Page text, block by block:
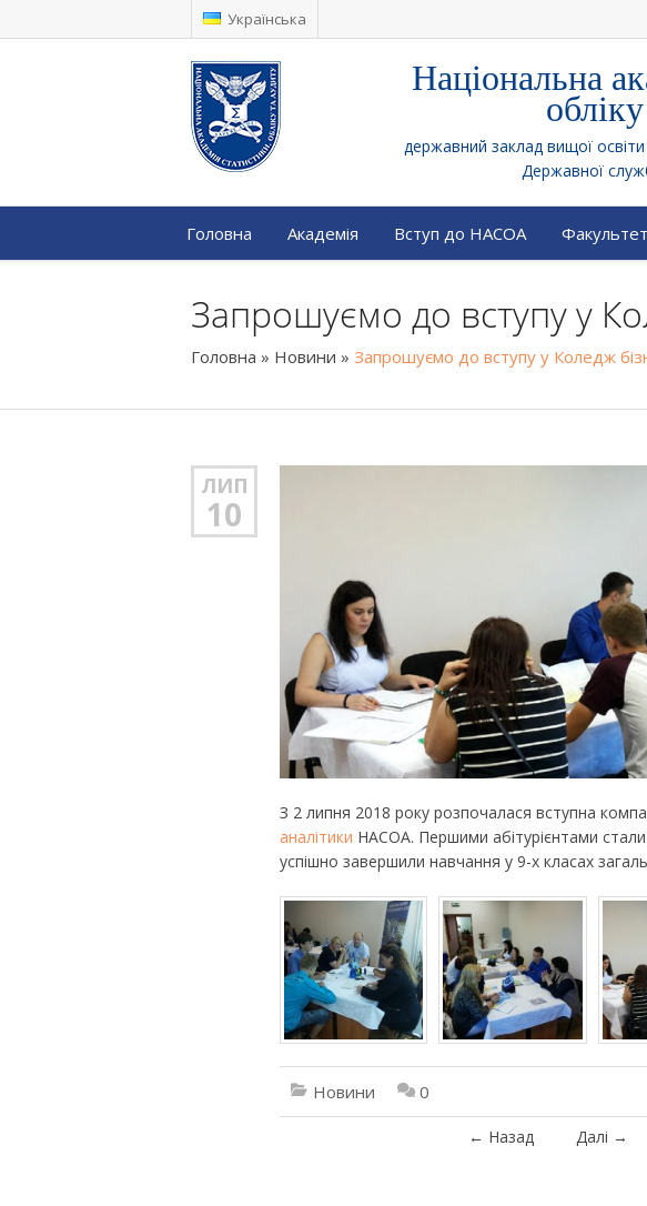
Українська
Національна
державний заклад вищої освіти
Державної
Головна Академія Вступ до НАСОА
Запрошуємо до вступу у
Головна » Новини » Запрошуємо до вступу у Коледж
ЛИП
10
З 2 липня 2018 року розпочалася вступна
аналітики НАСОА. Першими абітурієнтами стали
успішно завершили навчання у 9-х класах
Новини 0
← Назад Далі →